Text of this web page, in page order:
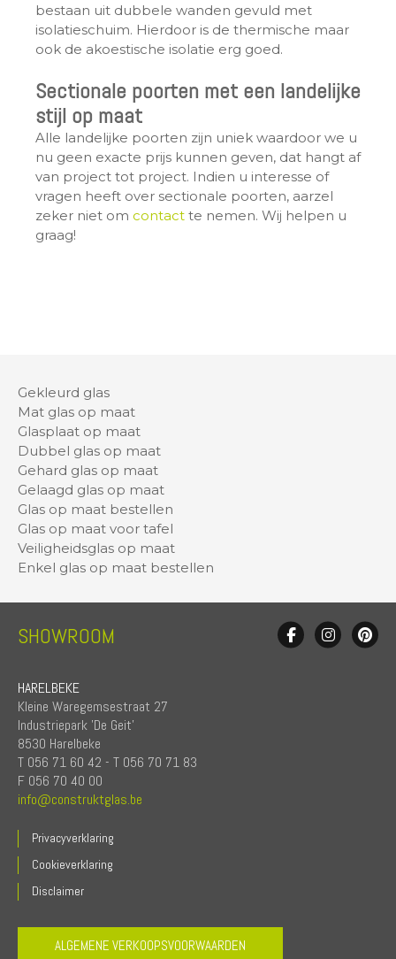
bestaan uit dubbele wanden gevuld met
isolatieschuim. Hierdoor is de thermische maar
ook de akoestische isolatie erg goed.
Sectionale poorten met een landelijke
stijl op maat
Alle landelijke poorten zijn uniek waardoor we u
nu geen exacte prijs kunnen geven, dat hangt af
van project tot project. Indien u interesse of
vragen heeft over sectionale poorten, aarzel
zeker niet om contact te nemen. Wij helpen u
graag!
Gekleurd glas
Mat glas op maat
Glasplaat op maat
Dubbel glas op maat
Gehard glas op maat
Gelaagd glas op maat
Glas op maat bestellen
Glas op maat voor tafel
Veiligheidsglas op maat
Enkel glas op maat bestellen
SHOWROOM
HARELBEKE
Kleine Waregemsestraat 27
Industriepark 'De Geit'
8530 Harelbeke
T 056 71 60 42 - T 056 70 71 83
F 056 70 40 00
info@construktglas.be
Privacyverklaring
Cookieverklaring
Disclaimer
ALGEMENE VERKOOPSVOORWAARDEN